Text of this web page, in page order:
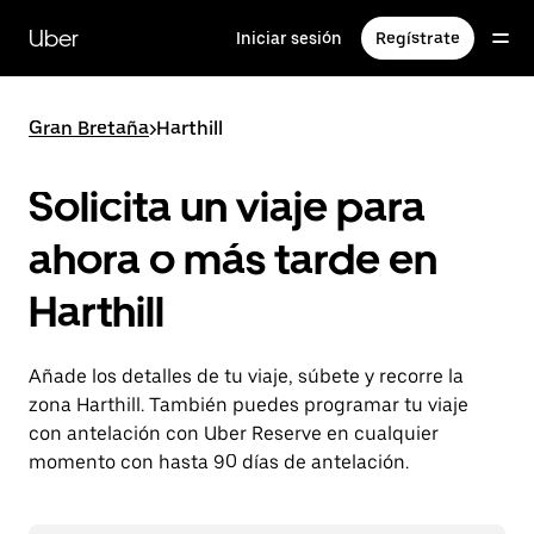
contenido
principal
Uber Iniciar sesión Regístrate
Gran Bretaña>Harthill
Solicita un viaje para
ahora o más tarde en
Harthill
Añade los detalles de tu viaje, súbete y recorre la
zona Harthill. También puedes programar tu viaje
con antelación con Uber Reserve en cualquier
momento con hasta 90 días de antelación.